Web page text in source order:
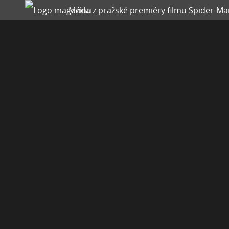
Móda z pražské premiéry filmu Spider-